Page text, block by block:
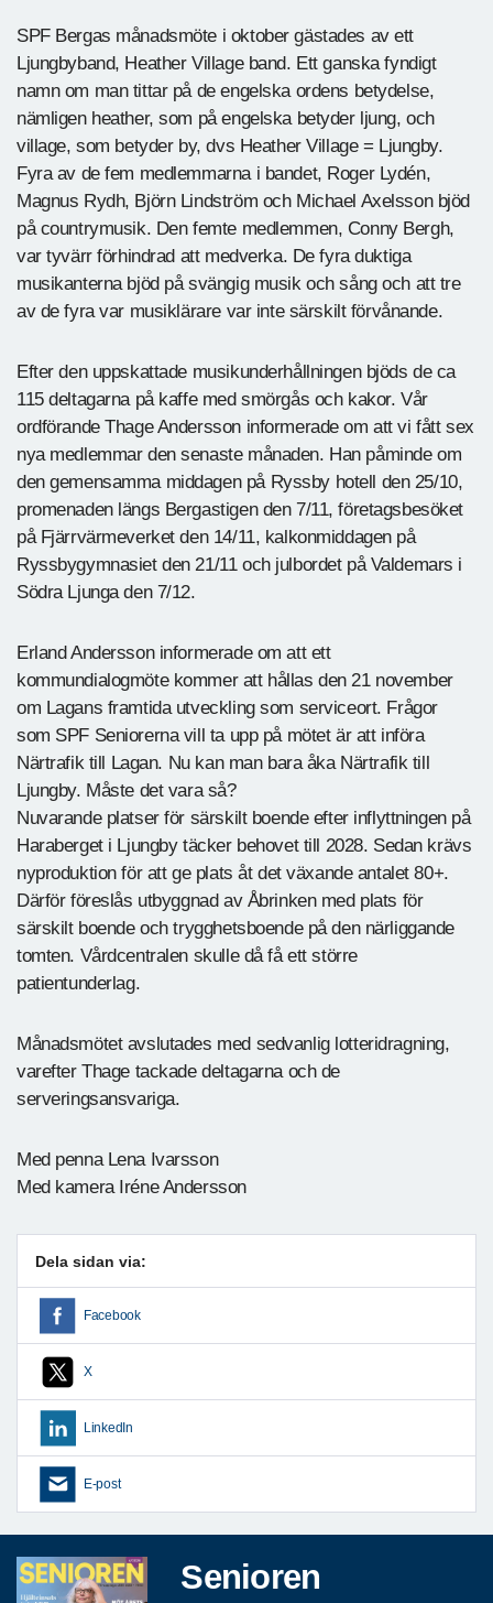
SPF Bergas månadsmöte i oktober gästades av ett
Ljungbyband, Heather Village band. Ett ganska fyndigt
namn om man tittar på de engelska ordens betydelse,
nämligen heather, som på engelska betyder ljung, och
village, som betyder by, dvs Heather Village = Ljungby.
Fyra av de fem medlemmarna i bandet, Roger Lydén,
Magnus Rydh, Björn Lindström och Michael Axelsson bjöd
på countrymusik. Den femte medlemmen, Conny Bergh,
var tyvärr förhindrad att medverka. De fyra duktiga
musikanterna bjöd på svängig musik och sång och att tre
av de fyra var musiklärare var inte särskilt förvånande.
Efter den uppskattade musikunderhållningen bjöds de ca
115 deltagarna på kaffe med smörgås och kakor. Vår
ordförande Thage Andersson informerade om att vi fått sex
nya medlemmar den senaste månaden. Han påminde om
den gemensamma middagen på Ryssby hotell den 25/10,
promenaden längs Bergastigen den 7/11, företagsbesöket
på Fjärrvärmeverket den 14/11, kalkonmiddagen på
Ryssbygymnasiet den 21/11 och julbordet på Valdemars i
Södra Ljunga den 7/12.
Erland Andersson informerade om att ett
kommundialogmöte kommer att hållas den 21 november
om Lagans framtida utveckling som serviceort. Frågor
som SPF Seniorerna vill ta upp på mötet är att införa
Närtrafik till Lagan. Nu kan man bara åka Närtrafik till
Ljungby. Måste det vara så?
Nuvarande platser för särskilt boende efter inflyttningen på
Haraberget i Ljungby täcker behovet till 2028. Sedan krävs
nyproduktion för att ge plats åt det växande antalet 80+.
Därför föreslås utbyggnad av Åbrinken med plats för
särskilt boende och trygghetsboende på den närliggande
tomten. Vårdcentralen skulle då få ett större
patientunderlag.
Månadsmötet avslutades med sedvanlig lotteridragning,
varefter Thage tackade deltagarna och de
serveringsansvariga.
Med penna Lena Ivarsson
Med kamera Iréne Andersson
Dela sidan via:
Facebook
X
LinkedIn
E-post
Senioren